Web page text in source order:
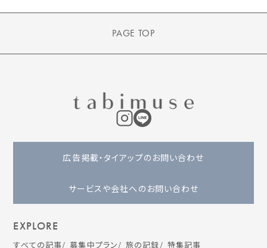
PAGE TOP
広告掲載・タイアップのお問い合わせ
サービスや会社へのお問い合わせ
EXPLORE
すべての記事 募集中プラン 旅の記録 特集記事